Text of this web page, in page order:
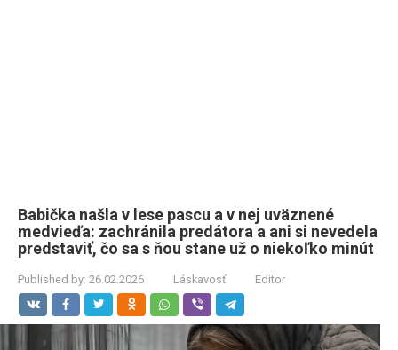
Babička našla v lese pascu a v nej uväznené
medvieďa: zachránila predátora a ani si nevedela
predstaviť, čo sa s ňou stane už o niekoľko minút
Published by: 26.02.2026 Láskavosť Editor